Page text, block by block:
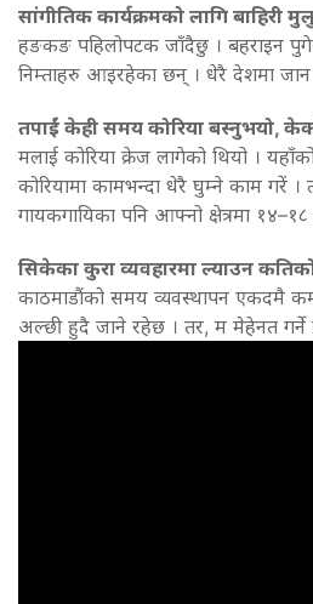
सांगीतिक कार्यक्रमको लागि
हङकङ पहिलोपटक जाँदैछु । बहराइन
निम्ताहरु आइरहेका छन् । धेरै देशमा
तपाईं केही समय कोरिया बस्नुभयो,
मलाई कोरिया क्रेज लागेको थियो ।
कोरियामा कामभन्दा धेरै घुम्ने काम गरें ।
गायकगायिका पनि आफ्नो क्षेत्रमा
सिकेका कुरा व्यवहारमा ल्याउन
काठमाडौंको समय व्यवस्थापन एकदमै
अल्छी हुदै जाने रहेछ । तर, म मेहेनत गर्ने